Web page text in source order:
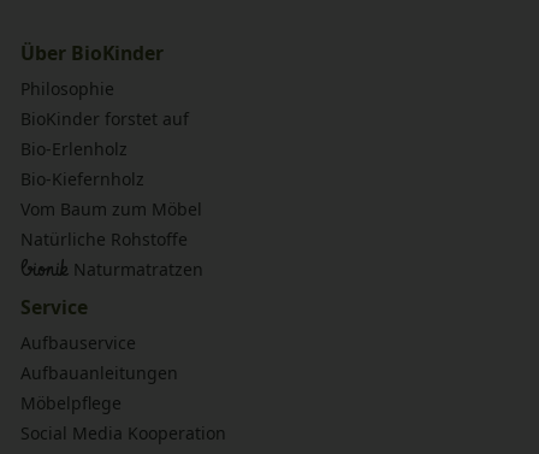
Über BioKinder
Philosophie
BioKinder forstet auf
Bio-Erlenholz
Bio-Kiefernholz
Vom Baum zum Möbel
Natürliche Rohstoffe
bionik Naturmatratzen
Service
Aufbauservice
Aufbauanleitungen
Möbelpflege
Social Media Kooperation